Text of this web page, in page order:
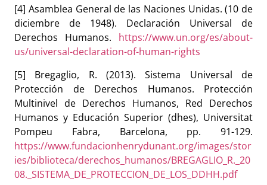
[4] Asamblea General de las Naciones Unidas. (10 de
diciembre de 1948). Declaración Universal de
Derechos Humanos. https://www.un.org/es/about-
us/universal-declaration-of-human-rights
[5] Bregaglio, R. (2013).Sistema Universal de
Protección de Derechos Humanos. Protección
Multinivel de Derechos Humanos, Red Derechos
Humanos y Educación Superior (dhes), Universitat
Pompeu Fabra, Barcelona, pp. 91-129.
https://www.fundacionhenrydunant.org/images/stor
ies/biblioteca/derechos_humanos/BREGAGLIO_R._20
08._SISTEMA_DE_PROTECCION_DE_LOS_DDHH.pdf